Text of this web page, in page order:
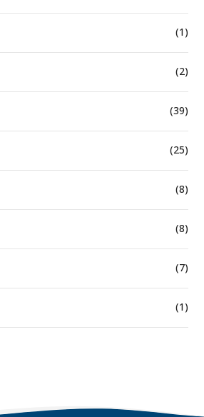
(1)
(2)
(39)
(25)
(8)
(8)
(7)
(1)